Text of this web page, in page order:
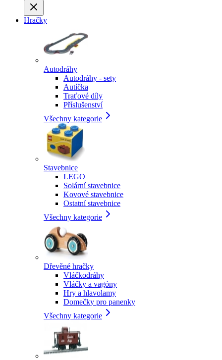
Hračky
Autodráhy
Autodráhy - sety
Autíčka
Traťové díly
Příslušenství
Všechny kategorie
Stavebnice
LEGO
Solární stavebnice
Kovové stavebnice
Ostatní stavebnice
Všechny kategorie
Dřevěné hračky
Vláčkodráhy
Vláčky a vagóny
Hry a hlavolamy
Domečky pro panenky
Všechny kategorie